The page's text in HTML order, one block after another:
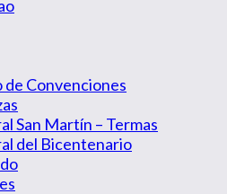
de Convenciones
San Martín – Termas
del Bicentenario